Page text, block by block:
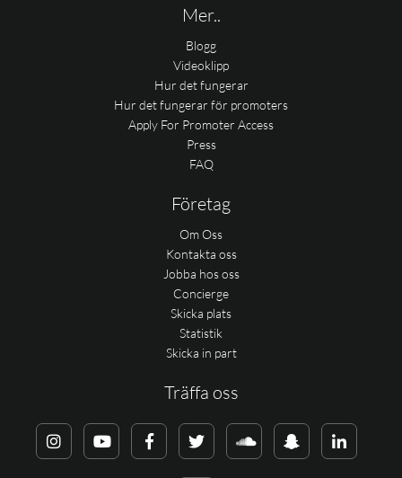
Mer..
Blogg
Videoklipp
Hur det fungerar
Hur det fungerar för promoters
Apply For Promoter Access
Press
FAQ
Företag
Om Oss
Kontakta oss
Jobba hos oss
Concierge
Skicka plats
Statistik
Skicka in part
Träffa oss